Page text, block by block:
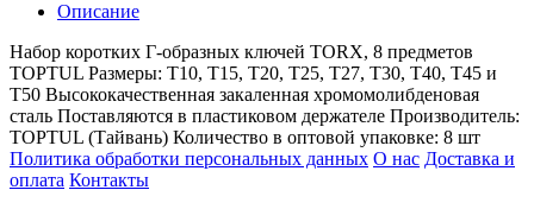
Описание
Набор коротких Г-образных ключей TORX, 8 предметов
TOPTUL Размеры: Т10, Т15, Т20, Т25, Т27, Т30, Т40, Т45 и
Т50 Высококачественная закаленная хромомолибденовая
сталь Поставляются в пластиковом держателе Производитель:
TOPTUL (Тайвань) Количество в оптовой упаковке: 8 шт
Политика обработки персональных данных О нас Доставка и
оплата Контакты